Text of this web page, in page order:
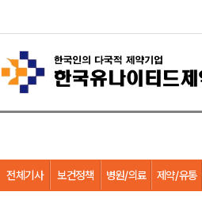
전체기사 보건정책 병원/의료 제약/유통